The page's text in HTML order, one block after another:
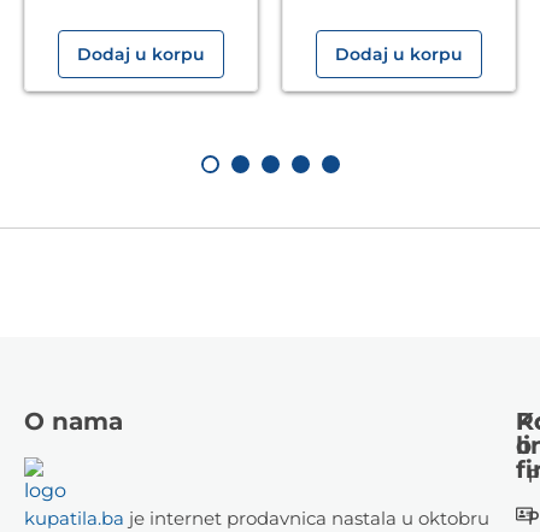
Dodaj u korpu Dodaj u korpu
O nama
kupatila.ba je internet prodavnica nastala u oktobru
o